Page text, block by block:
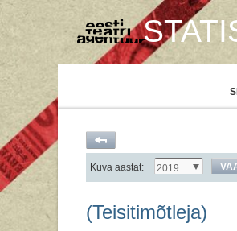
Kuva aastat: 2019
(Teisitimõtleja)